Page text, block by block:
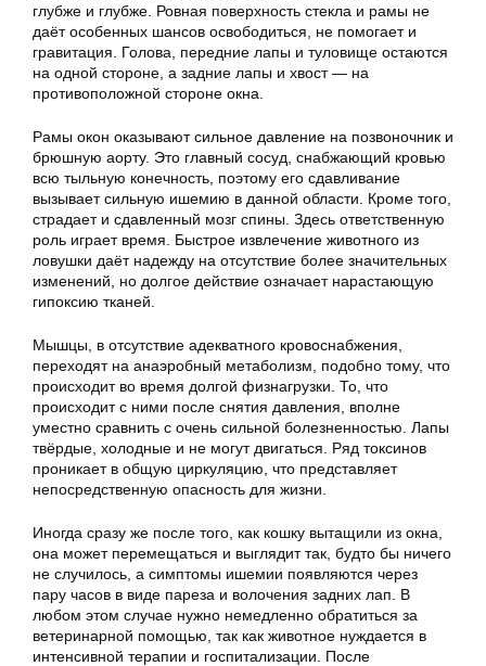
глубже и глубже. Ровная поверхность стекла и рамы не
даёт особенных шансов освободиться, не помогает и
гравитация. Голова, передние лапы и туловище остаются
на одной стороне, а задние лапы и хвост — на
противоположной стороне окна.
Рамы окон оказывают сильное давление на позвоночник и
брюшную аорту. Это главный сосуд, снабжающий кровью
всю тыльную конечность, поэтому его сдавливание
вызывает сильную ишемию в данной области. Кроме того,
страдает и сдавленный мозг спины. Здесь ответственную
роль играет время. Быстрое извлечение животного из
ловушки даёт надежду на отсутствие более значительных
изменений, но долгое действие означает нарастающую
гипоксию тканей.
Мышцы, в отсутствие адекватного кровоснабжения,
переходят на анаэробный метаболизм, подобно тому, что
происходит во время долгой физнагрузки. То, что
происходит с ними после снятия давления, вполне
уместно сравнить с очень сильной болезненностью. Лапы
твёрдые, холодные и не могут двигаться. Ряд токсинов
проникает в общую циркуляцию, что представляет
непосредственную опасность для жизни.
Иногда сразу же после того, как кошку вытащили из окна,
она может перемещаться и выглядит так, будто бы ничего
не случилось, а симптомы ишемии появляются через
пару часов в виде пареза и волочения задних лап. В
любом этом случае нужно немедленно обратиться за
ветеринарной помощью, так как животное нуждается в
интенсивной терапии и госпитализации. После